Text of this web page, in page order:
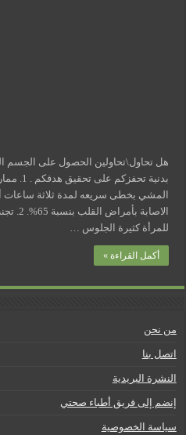
بدنية
المشي بخطى سريعه لمدة ثلاثة ساعات
للمرأة كثيرة الجلوس …
أكمل القراءة »
من نحن
اتصل بنا
النشرة البريدية
إنضم إلى فريق أطباء صحتي
سياسة الخصوصية